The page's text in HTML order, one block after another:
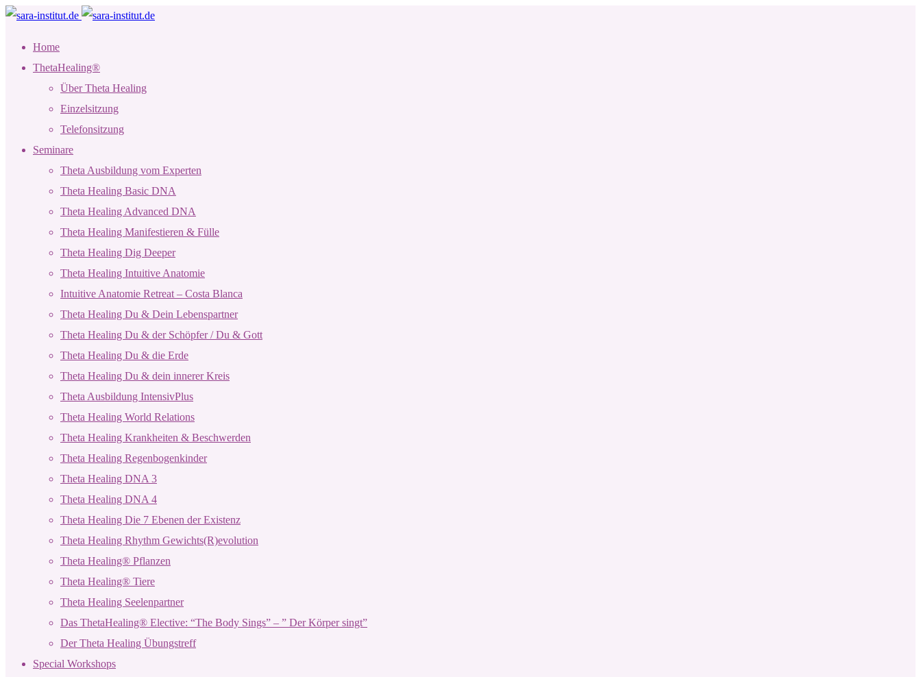
Home
ThetaHealing®
Über Theta Healing
Einzelsitzung
Telefonsitzung
Seminare
Theta Ausbildung vom Experten
Theta Healing Basic DNA
Theta Healing Advanced DNA
Theta Healing Manifestieren & Fülle
Theta Healing Dig Deeper
Theta Healing Intuitive Anatomie
Intuitive Anatomie Retreat – Costa Blanca
Theta Healing Du & Dein Lebenspartner
Theta Healing Du & der Schöpfer / Du & Gott
Theta Healing Du & die Erde
Theta Healing Du & dein innerer Kreis
Theta Ausbildung IntensivPlus
Theta Healing World Relations
Theta Healing Krankheiten & Beschwerden
Theta Healing Regenbogenkinder
Theta Healing DNA 3
Theta Healing DNA 4
Theta Healing Die 7 Ebenen der Existenz
Theta Healing Rhythm Gewichts(R)evolution
Theta Healing® Pflanzen
Theta Healing® Tiere
Theta Healing Seelenpartner
Das ThetaHealing® Elective: “The Body Sings” – ” Der Körper singt”
Der Theta Healing Übungstreff
Special Workshops